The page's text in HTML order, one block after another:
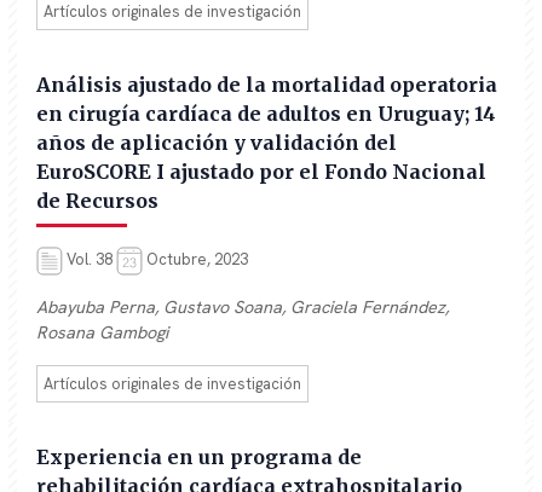
Artículos originales de investigación
Análisis ajustado de la mortalidad operatoria
en cirugía cardíaca de adultos en Uruguay; 14
años de aplicación y validación del
EuroSCORE I ajustado por el Fondo Nacional
de Recursos
Vol. 38 Octubre, 2023
Abayuba Perna, Gustavo Soana, Graciela Fernández,
Rosana Gambogi
Artículos originales de investigación
Experiencia en un programa de
rehabilitación cardíaca extrahospitalario